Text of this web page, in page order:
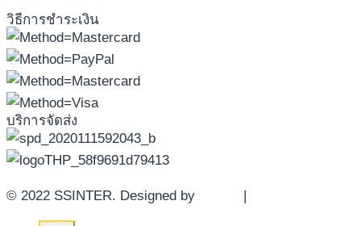
วิธีการชำระเงิน
บริการจัดส่ง
© 2022 SSINTER. Designed by |